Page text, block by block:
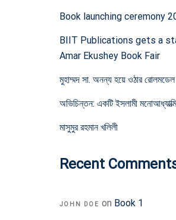
Book launching ceremony
BIIT Publications gets a
Amar Ekushey Book Fair
মুহাম্মদ সা. অনন্য হয়ে ওঠার রোলমডেল
অভিচিন্তন: একটি ইসলামী
মাসুমুর রহমান খলিলী
Recent
JOHN DOE on Book 1